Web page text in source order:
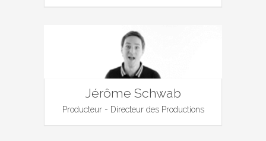
Jérôme Schwab
Producteur - Directeur des Productions